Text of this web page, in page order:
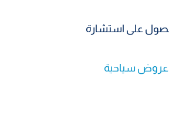
على استشارة
عروض سياحية